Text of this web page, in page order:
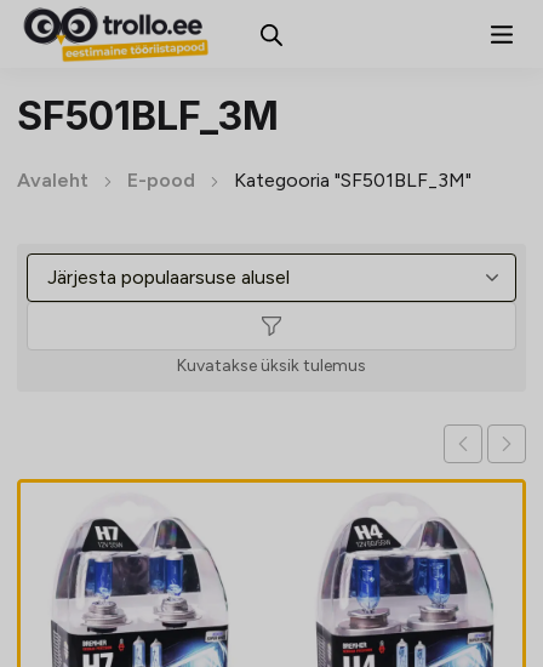
SF501BLF_3M
Avaleht E-pood Kategooria "SF501BLF_3M"
Kuvatakse üksik tulemus